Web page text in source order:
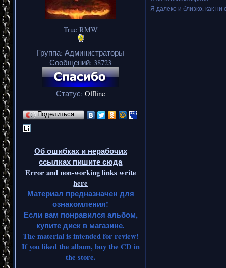
True RMW
Группа: Администраторы
Сообщений: 38723
Статус: Offline
Поделиться…
Об ошибках и нерабочих
ссылках пишите сюда
Error and non-working links write
here
Материал предназначен для
ознакомления!
Если вам понравился альбом,
купите диск в магазине.
The material is intended for review!
If you liked the album, buy the CD in
the store.
Я далеко и близко, как ни